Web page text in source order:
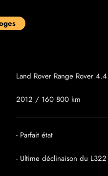
Land Rover Range Rover
2012 / 160 800 km
- Parfait état
- Ultime déclinaison du L322